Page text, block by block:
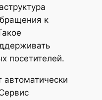
к
посетителей.
автоматически